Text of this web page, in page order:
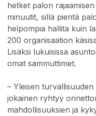
hetket palon
minuutit, sillä pientä
helpompia hallita kuin
200 organisaation
Lisäksi lukuisissa
omat sammuttimet.
– Yleisen
jokainen ryhtyy
mahdollisuuksien ja